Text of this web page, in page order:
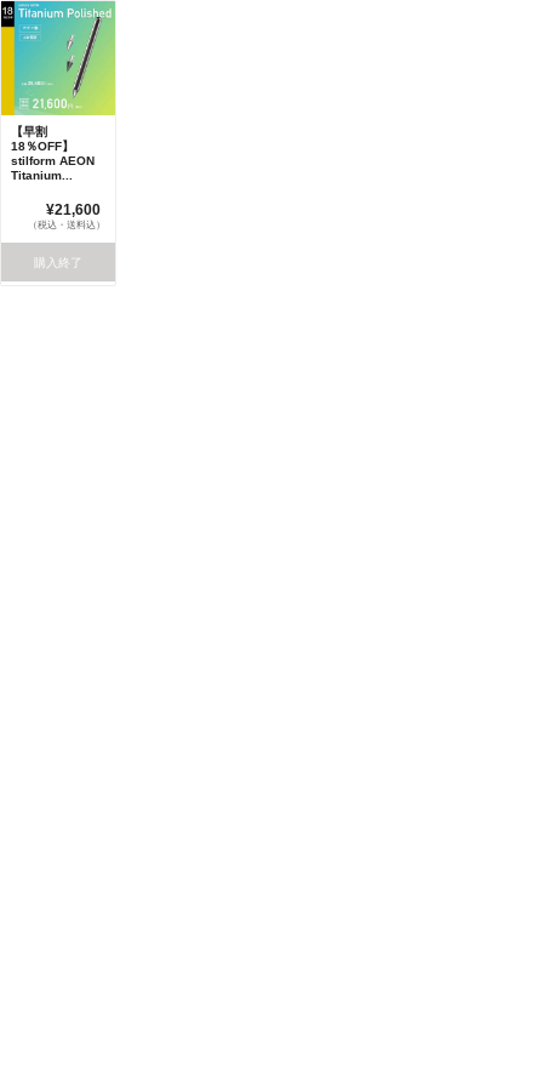
【早割
18％OFF】
stilform AEON
Titanium...
¥21,600
（税込・送料込）
購入終了